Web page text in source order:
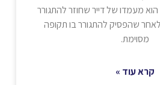
מעמדו של דייר שחוזר להתגורר
שהפסיק להתגורר בו תקופה
מסוימת.
קרא עוד »